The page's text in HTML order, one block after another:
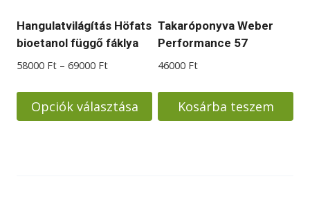
Hangulatvilágítás Höfats
bioetanol függő fáklya
58000 Ft – 69000 FtÁrtartomány:
-
69000 Ft
Opciók választása
Takaróponyva Weber
Performance 57
46000 Ft
Kosárba teszem